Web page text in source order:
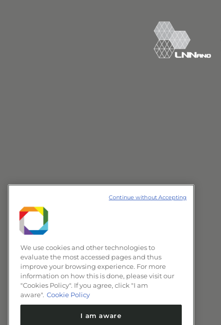
We use cookies and other technologies to
evaluate the most accessed pages and thus
improve your browsing experience. For more
information on how this is done, please visit our
"Cookies Policy". If you agree, click "I am
aware". Cookie Policy
I am aware
Continue without Accepting